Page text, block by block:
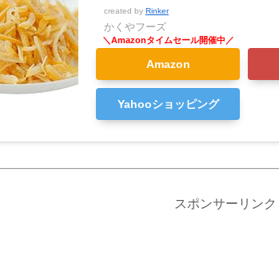
created by Rinker
かくやフーズ
Amazon
Yahooショッピング
スポンサーリンク